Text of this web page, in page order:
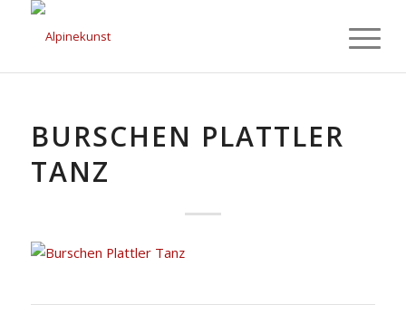
BURSCHEN PLATTLER
TANZ